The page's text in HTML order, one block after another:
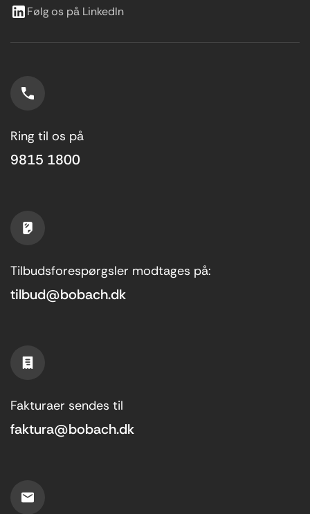
Følg os på LinkedIn
Ring til os på
9815 1800
Tilbudsforespørgsler modtages på:
tilbud@bobach.dk
Fakturaer sendes til
faktura@bobach.dk